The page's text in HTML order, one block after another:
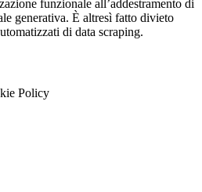
funzionale all’addestramento di
generativa. È altresì fatto divieto
di data scraping.
Policy